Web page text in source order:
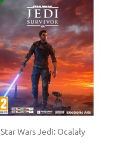
Star Wars Jedi: Ocalały